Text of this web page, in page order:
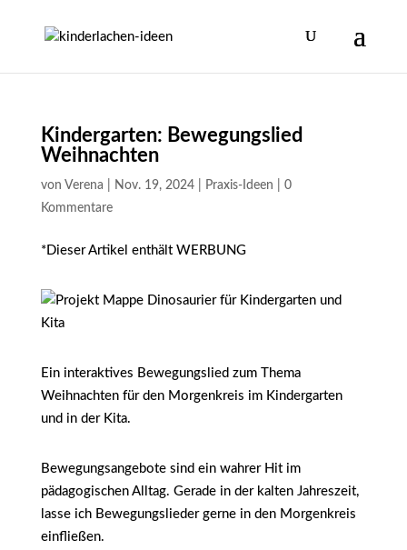
Kindergarten: Bewegungslied
Weihnachten
von Verena Nov. 19, 2024| Praxis-Ideen
0
Kommentare
*Dieser Artikel enthält WERBUNG
Ein interaktives Bewegungslied zum Thema
Weihnachten für den Morgenkreis im Kindergarten
und in der Kita.
Bewegungsangebote sind ein wahrer Hit im
pädagogischen Alltag. Gerade in der kalten Jahreszeit,
lasse ich Bewegungslieder gerne in den Morgenkreis
einfließen.